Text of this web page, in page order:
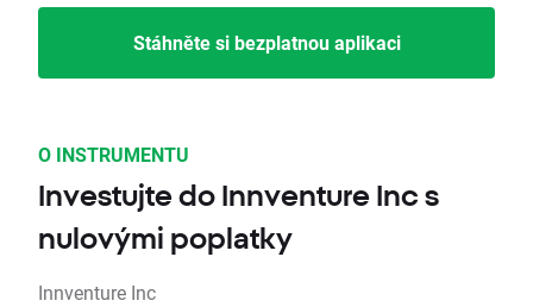
Stáhněte si bezplatnou aplikaci
O INSTRUMENTU
Investujte do Innventure Inc s
nulovými poplatky
Innventure Inc